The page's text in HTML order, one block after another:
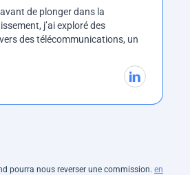
de plonger dans la
j’ai exploré des
des télécommunications, un
pourra nous reverser une commission. en